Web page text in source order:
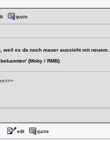
es da noch mauer aussieht mit neuem..
(Moby / RMB).